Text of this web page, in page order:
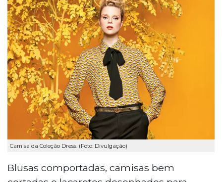
Camisa da Coleção Dress. (Foto: Divulgação)
Blusas comportadas, camisas bem